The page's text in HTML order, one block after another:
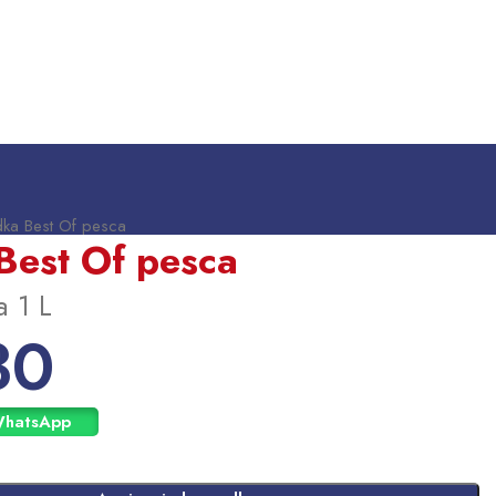
Best Of pesca
Of pesca
1 L